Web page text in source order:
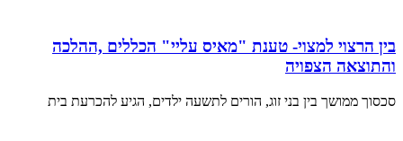
בין הרצוי למצוי- טענת "מאיס עליי" הכללים ,ההלכה
והתוצאה הצפויה
סכסוך ממושך בין בני זוג, הורים לתשעה ילדים, הגיע להכרעת בית